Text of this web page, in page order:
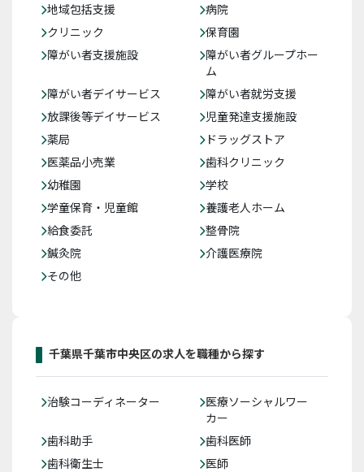
地域包括支援
病院
クリニック
保育園
障がい者支援施設
障がい者グループホー
ム
障がい者デイサービス
障がい者就労支援
放課後等デイサービス
児童発達支援施設
薬局
ドラッグストア
医薬品小売業
歯科クリニック
幼稚園
学校
学童保育・児童館
養護老人ホーム
給食委託
整骨院
鍼灸院
介護医療院
その他
千葉県千葉市中央区の求人を職種から探す
治験コーディネーター
医療ソーシャルワー
カー
歯科助手
歯科医師
歯科衛生士
医師